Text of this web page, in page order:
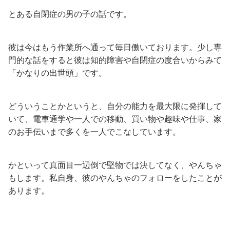
とある自閉症の男の子の話です。
彼は今はもう作業所へ通って毎日働いております。少し専
門的な話をすると彼は知的障害や自閉症の度合いからみて
「かなりの出世頭」です。
どういうことかというと、自分の能力を最大限に発揮して
いて、電車通学や一人での移動、買い物や趣味や仕事、家
のお手伝いまで多くを一人でこなしています。
かといって真面目一辺倒で堅物では決してなく、やんちゃ
もします。私自身、彼のやんちゃのフォローをしたことが
あります。